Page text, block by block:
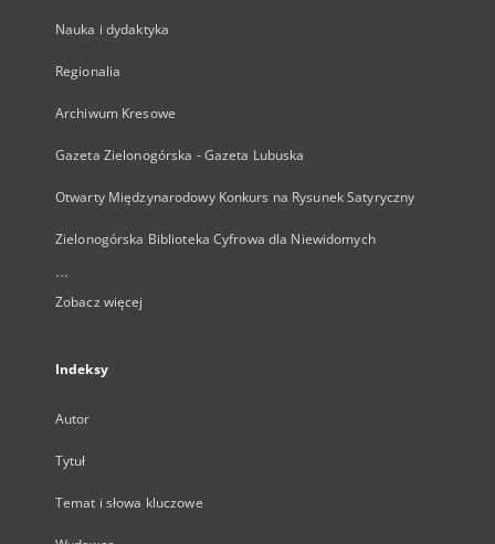
Nauka i dydaktyka
Regionalia
Archiwum Kresowe
Gazeta Zielonogórska - Gazeta Lubuska
Otwarty Międzynarodowy Konkurs na Rysunek Satyryczny
Zielonogórska Biblioteka Cyfrowa dla Niewidomych
...
Zobacz więcej
Indeksy
Autor
Tytuł
Temat i słowa kluczowe